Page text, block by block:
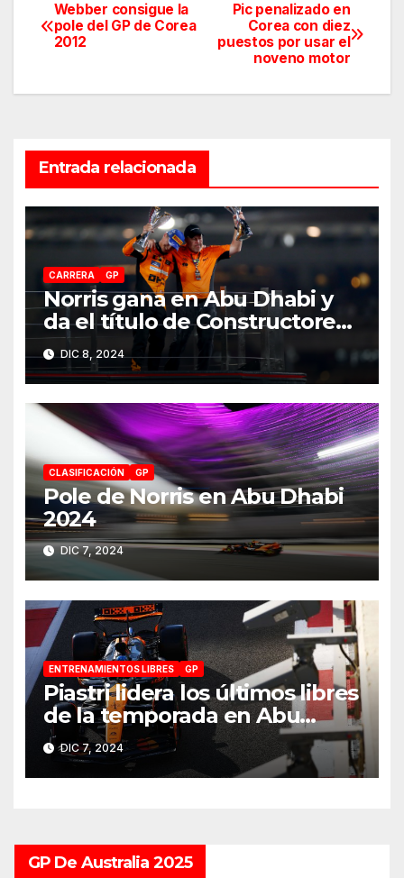
Navegación
de
entradas
Pic penalizado en
Corea con diez
puestos por usar el
noveno motor
Webber consigue la
pole del GP de Corea
2012
Entrada relacionada
CARRERA GP
Norris gana en Abu Dhabi y
da el título de Constructores
2024 a McLaren
DIC 8, 2024
CLASIFICACIÓN GP
Pole de Norris en Abu Dhabi
2024
DIC 7, 2024
ENTRENAMIENTOS LIBRES GP
Piastri lidera los últimos libres
de la temporada en Abu
Dhabi 2024
DIC 7, 2024
GP De Australia 2025